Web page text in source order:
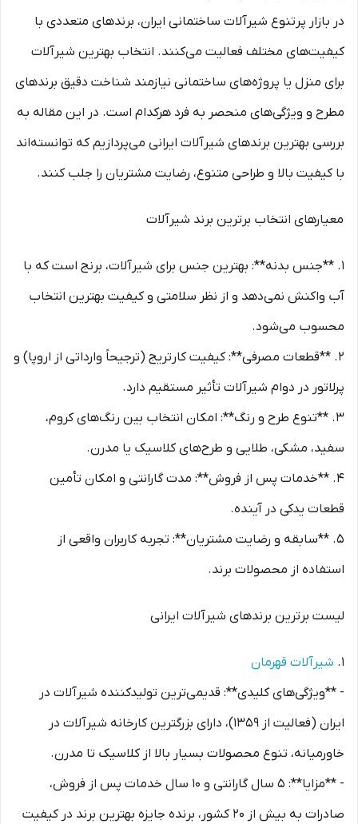
در بازار پرتنوع شیرآلات ساختمانی ایران، برندهای متعددی با
کیفیت‌های مختلف فعالیت می‌کنند. انتخاب بهترین شیرآلات
برای منزل یا پروژه‌های ساختمانی نیازمند شناخت دقیق برندهای
مطرح و ویژگی‌های منحصر به فرد هرکدام است. در این مقاله به
بررسی بهترین برندهای شیرآلات ایرانی می‌پردازیم که توانسته‌اند
با کیفیت بالا و طراحی متنوع، رضایت مشتریان را جلب کنند.
معیارهای انتخاب برترین برند شیرآلات
1. **جنس بدنه**: بهترین جنس برای شیرآلات، برنج است که با
آب واکنش نمی‌دهد و از نظر سلامتی و کیفیت بهترین انتخاب
محسوب می‌شود.
2. **قطعات مصرفی**: کیفیت کارتریج (ترجیحاً وارداتی از اروپا) و
پرلاتور در دوام شیرآلات تأثیر مستقیم دارد.
3. **تنوع طرح و رنگ**: امکان انتخاب بین رنگ‌های کروم،
سفید، مشکی، طلایی و طرح‌های کلاسیک یا مدرن.
4. **خدمات پس از فروش**: مدت گارانتی و امکان تأمین
قطعات یدکی در آینده.
5. **سابقه و رضایت مشتریان**: تجربه کاربران واقعی از
استفاده از محصولات برند.
لیست برترین برندهای شیرآلات ایرانی
1. شیرآلات قهرمان
- **ویژگی‌های کلیدی**: قدیمی‌ترین تولیدکننده شیرآلات در
ایران (فعالیت از 1359)، دارای بزرگترین کارخانه شیرآلات در
خاورمیانه، تنوع محصولات بسیار بالا از کلاسیک تا مدرن.
- **مزایا**: 5 سال گارانتی و 10 سال خدمات پس از فروش،
صادرات به بیش از 20 کشور، برنده جایزه بهترین برند در کیفیت